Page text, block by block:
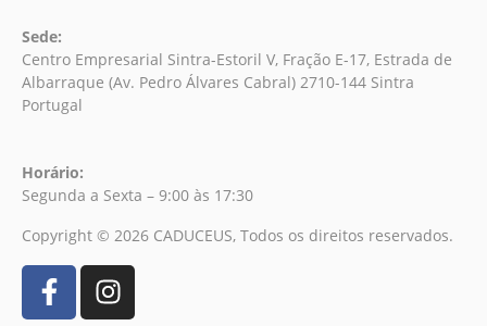
Sede:
Centro Empresarial Sintra-Estoril V, Fração E-17, Estrada de
Albarraque (Av. Pedro Álvares Cabral) 2710-144 Sintra
Portugal
Horário:
Segunda a Sexta – 9:00 às 17:30
Copyright © 2026 CADUCEUS, Todos os direitos reservados.